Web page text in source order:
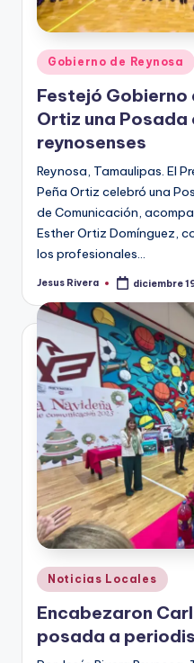
Publicado
en
Gobierno de Reynosa
Festejó Gobierno
Ortiz una
reynosenses
Reynosa, Tamaulipas. El
Peña Ortiz celebró una
de Comunicación,
Esther Ortiz Domínguez,
los profesionales…
Publicado
Jesus Rivera diciembre
Publicado
en
Noticias Locales
Encabezaron
posada a